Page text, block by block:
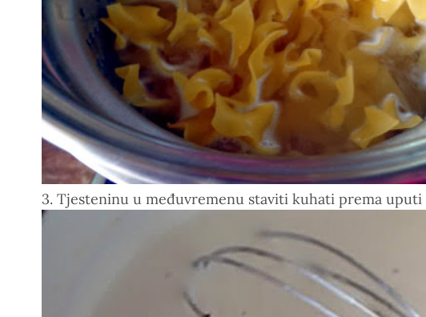
3. Tjesteninu u međuvremenu staviti kuhati prema uputi